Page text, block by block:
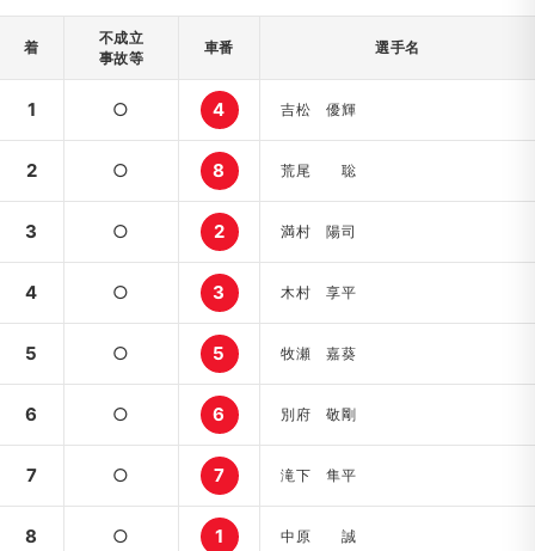
着
不成立
事故等
車番 選手名
1 ○ 4 吉松 優輝
2 ○ 8 荒尾 聡
3 ○ 2 満村 陽司
4 ○ 3 木村 享平
5 ○ 5 牧瀬 嘉葵
6 ○ 6 別府 敬剛
7 ○ 7 滝下 隼平
8 ○ 1 中原 誠